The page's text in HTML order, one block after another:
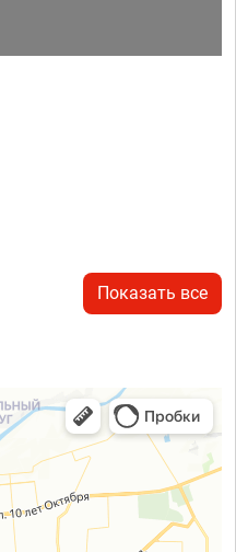
Показать все